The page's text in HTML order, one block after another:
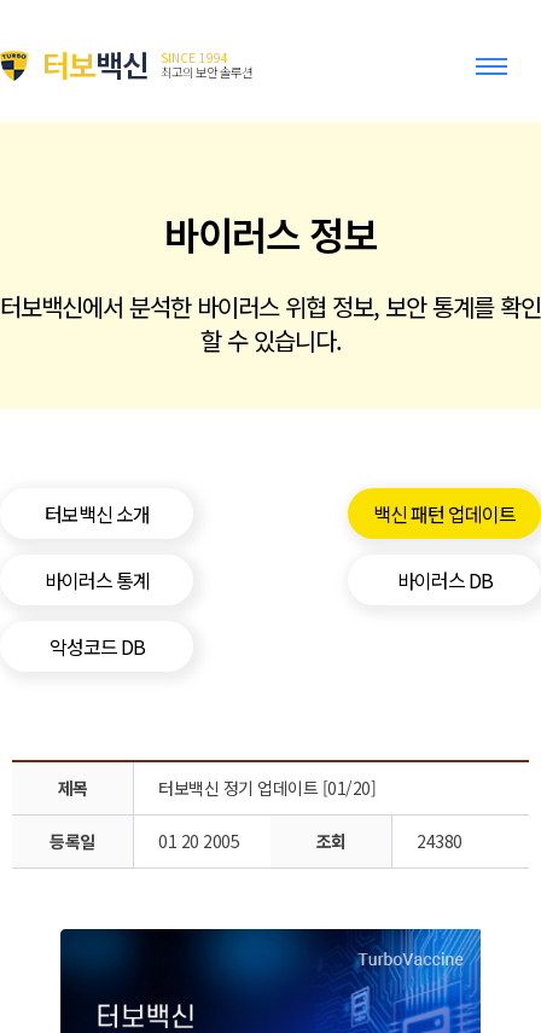
터보백신
SINCE 1994
최고의 보안 솔루션
바이러스 정보
터보백신에서 분석한 바이러스 위협 정보, 보안 통계를 확인
할 수 있습니다.
터보백신 소개 백신 패턴 업데이트
바이러스 통계 바이러스 DB
악성코드 DB
제목 터보백신 정기 업데이트 [01/20]
등록일 01 20 2005 조회 24380